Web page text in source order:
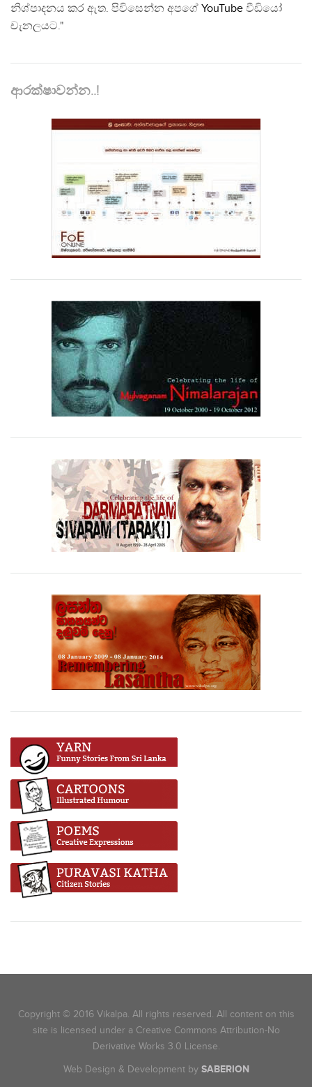
නිශ්පාදනය කර ඇත. පිවිසෙන්න අපගේ YouTube වීඩියෝ
චැනලයට."
ආරක්ෂාවන්න..!
Copyright © 2016 Vikalpa. All rights reserved. All content on this
site is licensed under a Creative Commons Attribution-No
Derivative Works 3.0 License.
Web Design & Development by SABERION